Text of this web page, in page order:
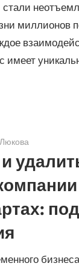
миллионов
имеет